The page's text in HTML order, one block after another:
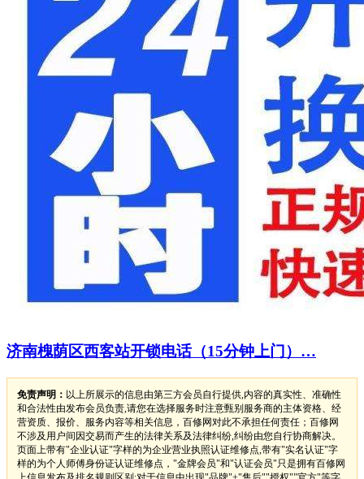
济南槐荫区西客站开锁电话（15分钟上门）…
免责声明： 以上所展示的信息由第三方会员自行提供,内容的真实性、准确性
和合法性由发布会员负责,请您在选择服务时注意甄别服务商的主体资格、经
营资质、报价、服务内容等相关信息，百修网对此不承担任何责任；百修网
不涉及用户间因交易而产生的法律关系及法律纠纷,纠纷由您自行协商解决。
页面上带有"企业认证"字样的为企业营业执照认证维修点,带有"实名认证"字
样的为个人师傅身份证认证维修点，"金牌会员"和"认证会员"只是拥有百修网